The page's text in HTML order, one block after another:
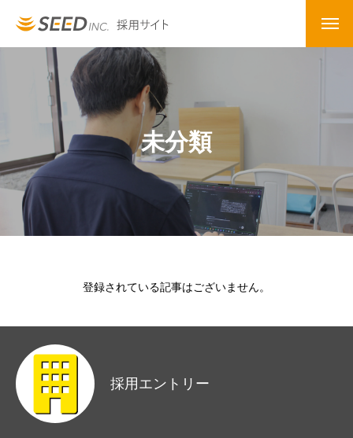
未分類
登録されている記事はございません。
採用エントリー